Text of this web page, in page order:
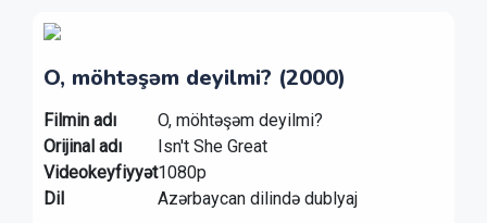
O, möhtəşəm deyilmi? (2000)
Filmin adı
O, möhtəşəm deyilmi?
Orijinal adı
Isn't She Great
Videokeyfiyyət1080p
Dil
Azərbaycan dilində dublyaj